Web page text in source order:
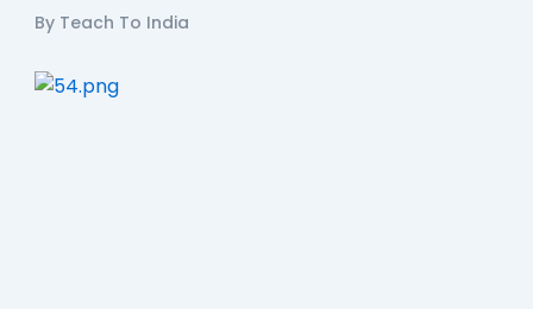
By Teach To India